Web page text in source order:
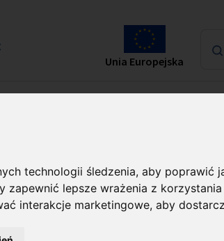
technologii śledzenia, aby poprawić
zapewnić lepsze wrażenia z
interakcje marketingowe,aby
Unia Europejska